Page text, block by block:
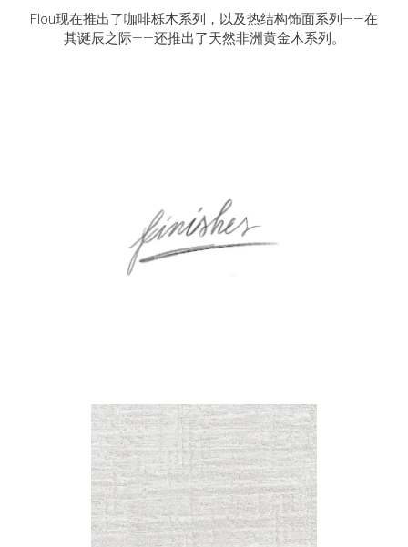
Flou现在推出了咖啡栎木系列，以及热结构饰面系列——在
其诞辰之际——还推出了天然非洲黄金木系列。